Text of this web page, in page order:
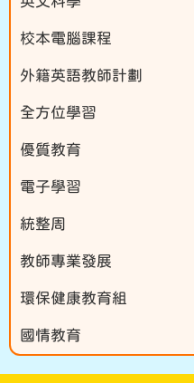
校本電腦課程
外籍英語教師計劃
全方位學習
優質教育
電子學習
統整周
教師專業發展
環保健康教育組
國情教育